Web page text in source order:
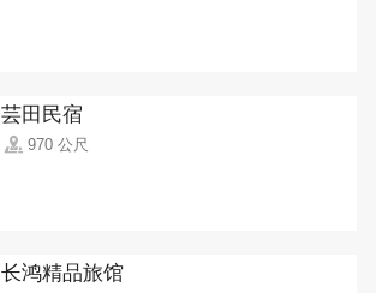
芸田民宿
970 公尺
长鸿精品旅馆